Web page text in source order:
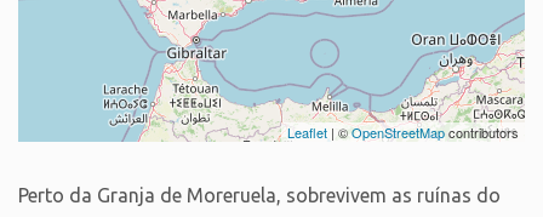
Leaflet | ©OpenStreetMapcontributors
Perto da Granja de Moreruela, sobrevivem as ruínas do